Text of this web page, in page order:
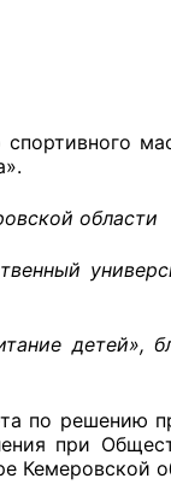
области
детей»,
по решению
при
Кемеровской